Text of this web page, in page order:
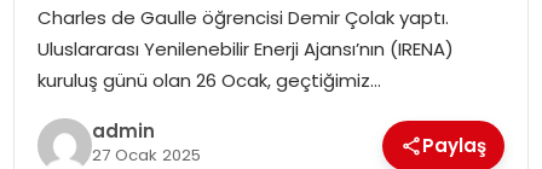
DÜNYA
OTOMOBIL
Charles de Gaulle öğrencisi Demir Çolak yaptı.
Uluslararası Yenilenebilir Enerji Ajansı’nın (IRENA)
kuruluş günü olan 26 Ocak, geçtiğimiz…
admin
27 Ocak 2025 Paylaş